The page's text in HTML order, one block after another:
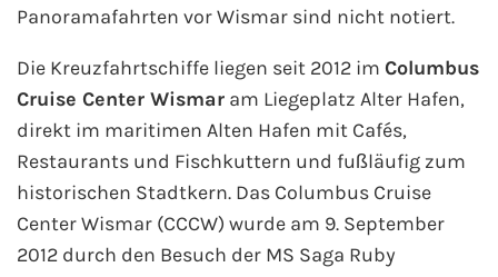
AIDA Cruises
TUI Cruises
MSC Kreuzfahrten
Panoramafahrten vor Wismar sind nicht notiert.
Die Kreuzfahrtschiffe liegen seit 2012 im Columbus
Cruise Center Wismar am Liegeplatz Alter Hafen,
direkt im maritimen Alten Hafen mit Cafés,
Restaurants und Fischkuttern und fußläufig zum
historischen Stadtkern. Das Columbus Cruise
Center Wismar (CCCW) wurde am 9. September
2012 durch den Besuch der MS Saga Ruby